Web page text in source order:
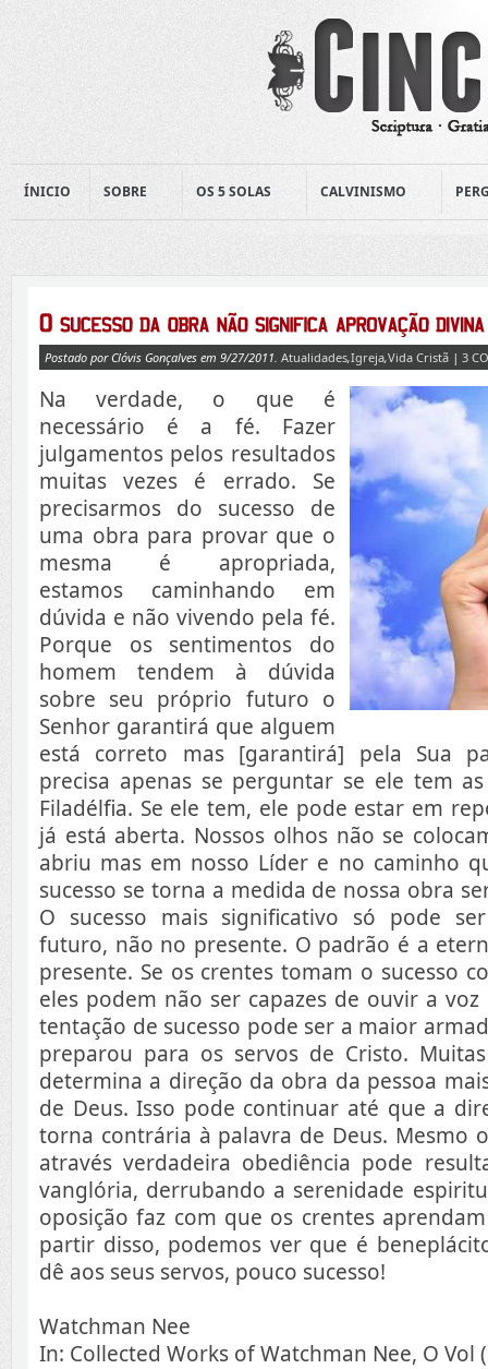
ÍNICIO SOBRE OS 5 SOLAS CALVINISMO
Postado por Clóvis Gonçalves em 9/27/2011. Atualidades,Igreja,Vida Cristã | 3
Na verdade, o que é
necessário é a fé. Fazer
julgamentos pelos resultados
muitas vezes é errado. Se
precisarmos do sucesso de
uma obra para provar que o
mesma é apropriada,
estamos caminhando em
dúvida e não vivendo pela fé.
Porque os sentimentos do
homem tendem à dúvida
sobre seu próprio futuro o
Senhor garantirá que alguem
está correto mas [garantirá] pela Sua
precisa apenas se perguntar se ele tem
Filadélfia. Se ele tem, ele pode estar em
já está aberta. Nossos olhos não se
abriu mas em nosso Líder e no caminho
sucesso se torna a medida de nossa obra
O sucesso mais significativo só pode
futuro, não no presente. O padrão é a
presente. Se os crentes tomam o sucesso
eles podem não ser capazes de ouvir a
tentação de sucesso pode ser a maior
preparou para os servos de Cristo.
determina a direção da obra da pessoa
de Deus. Isso pode continuar até que a
torna contrária à palavra de Deus. Mesmo
através verdadeira obediência pode
vanglória, derrubando a serenidade
oposição faz com que os crentes
partir disso, podemos ver que é
dê aos seus servos, pouco sucesso!
Watchman Nee
In: Collected Works of Watchman Nee, O Vol